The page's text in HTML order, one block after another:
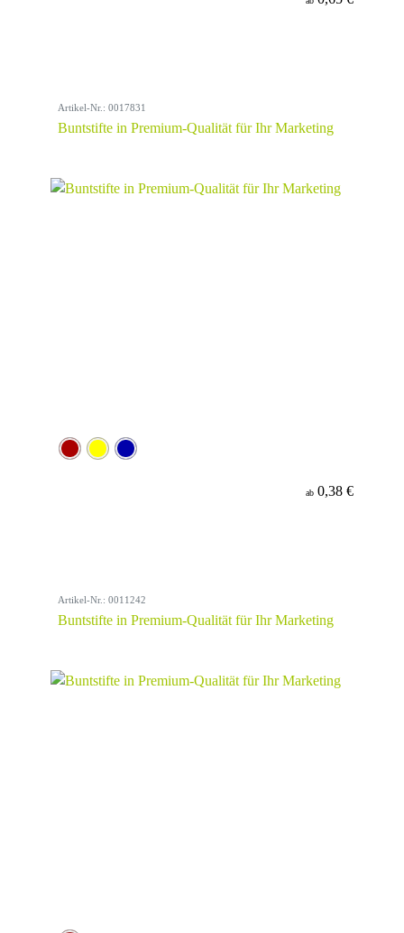
Artikel-Nr.: 0017831
Buntstifte in Premium-Qualität für Ihr Marketing
ab 0,38 €
Artikel-Nr.: 0011242
Buntstifte in Premium-Qualität für Ihr Marketing